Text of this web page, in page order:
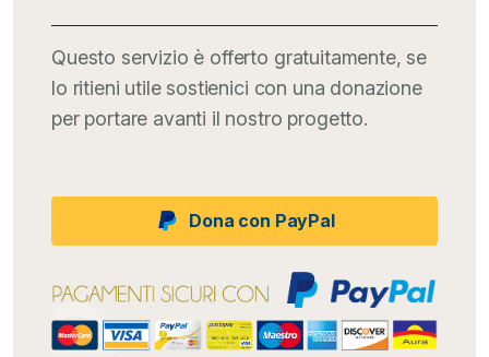
Questo servizio è offerto gratuitamente, se
lo ritieni utile sostienici con una donazione
per portare avanti il nostro progetto.
Dona con PayPal